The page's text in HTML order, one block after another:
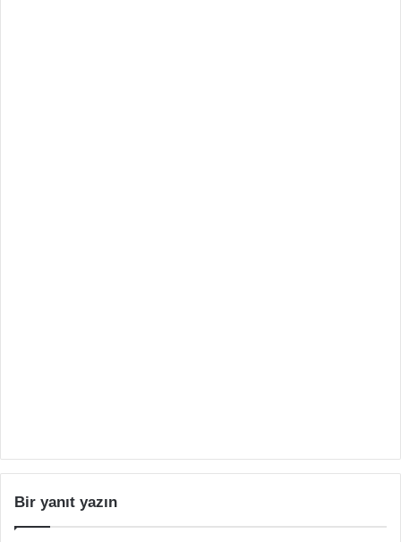
Bir yanıt yazın